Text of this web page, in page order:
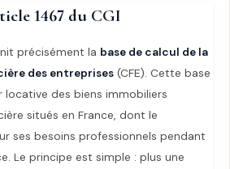
1467 du CGI
précisément la base de calcul de la
des entreprises (CFE). Cette base
locative des biens immobiliers
situés en France, dont le
ses besoins professionnels pendant
Le principe est simple : plus une